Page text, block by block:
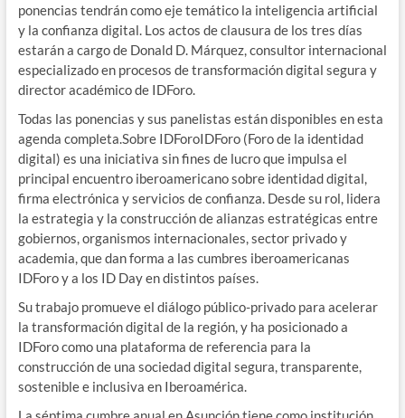
ponencias tendrán como eje temático la inteligencia artificial
y la confianza digital. Los actos de clausura de los tres días
estarán a cargo de Donald D. Márquez, consultor internacional
especializado en procesos de transformación digital segura y
director académico de IDForo.
Todas las ponencias y sus panelistas están disponibles en esta
agenda completa.Sobre IDForoIDForo (Foro de la identidad
digital) es una iniciativa sin fines de lucro que impulsa el
principal encuentro iberoamericano sobre identidad digital,
firma electrónica y servicios de confianza. Desde su rol, lidera
la estrategia y la construcción de alianzas estratégicas entre
gobiernos, organismos internacionales, sector privado y
academia, que dan forma a las cumbres iberoamericanas
IDForo y a los ID Day en distintos países.
Su trabajo promueve el diálogo público-privado para acelerar
la transformación digital de la región, y ha posicionado a
IDForo como una plataforma de referencia para la
construcción de una sociedad digital segura, transparente,
sostenible e inclusiva en Iberoamérica.